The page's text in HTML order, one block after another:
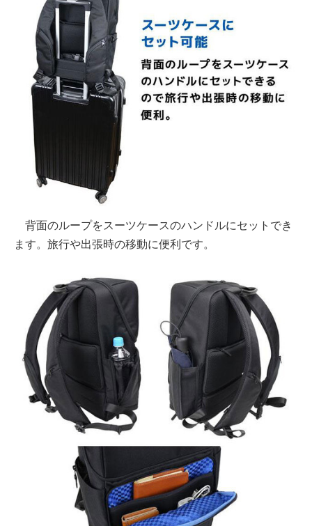
背面のループをスーツケースのハンドルにセットでき
ます。旅行や出張時の移動に便利です。